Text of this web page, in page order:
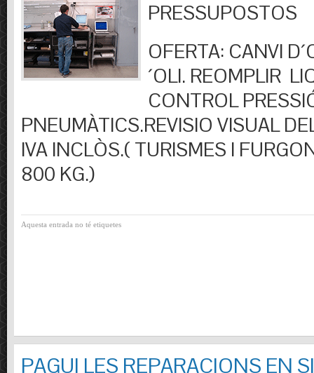
PRESSUPOSTOS
OFERTA: CANVI
´OLI. REOMPLIR
CONTROL
PNEUMÀTICS.REVISIO VISUAL
IVA INCLÒS.( TURISMES I
800 KG.)
Aquesta entrada no té etiquetes
PAGUI LES REPARACIONS EN